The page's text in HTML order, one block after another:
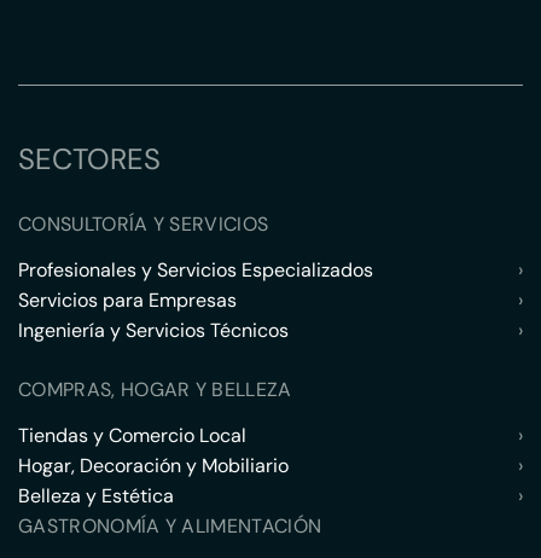
SECTORES
CONSULTORÍA Y SERVICIOS
Profesionales y Servicios Especializados
›
Servicios para Empresas
›
Ingeniería y Servicios Técnicos
›
COMPRAS, HOGAR Y BELLEZA
Tiendas y Comercio Local
›
Hogar, Decoración y Mobiliario
›
Belleza y Estética
›
GASTRONOMÍA Y ALIMENTACIÓN